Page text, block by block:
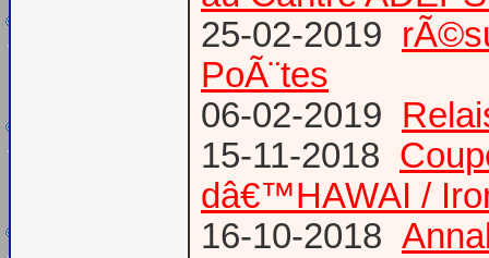
25-02-2019
PoÃ¨tes
06-02-2019
15-11-2018
dâ€™HAWAI /
16-10-2018